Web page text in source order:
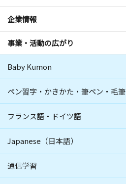
企業情報
事業・活動の広がり
Baby Kumon
ペン習字・かきかた・筆ペン・毛筆
フランス語・ドイツ語
Japanese（日本語）
通信学習